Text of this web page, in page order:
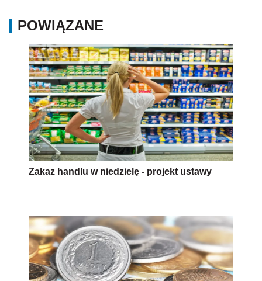
POWIĄZANE
Zakaz handlu w niedzielę - projekt ustawy